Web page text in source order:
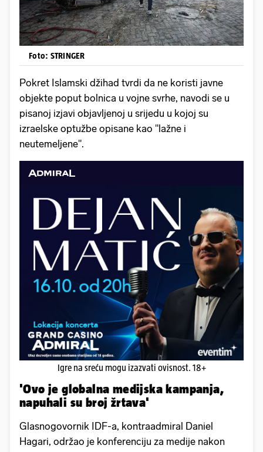
Foto: STRINGER
Pokret Islamski džihad tvrdi da ne koristi javne
objekte poput bolnica u vojne svrhe, navodi se u
pisanoj izjavi objavljenoj u srijedu u kojoj su
izraelske optužbe opisane kao "lažne i
neutemeljene".
Igre na sreću mogu izazvati ovisnost. 18+
'Ovo je globalna medijska kampanja,
napuhali su broj žrtava'
Glasnogovornik IDF-a, kontraadmiral Daniel
Hagari, održao je konferenciju za medije nakon